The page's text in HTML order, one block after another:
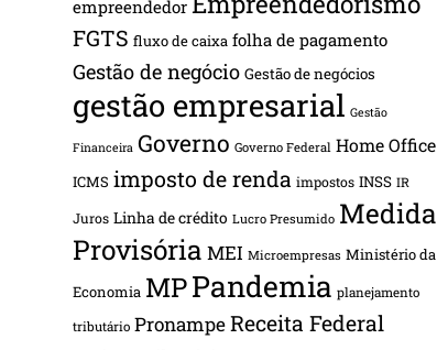
empreendedor
FGTS fluxo de caixa folha de pagamento
Gestão de negócio Gestão de negócios
gestão empresarial Gestão
Financeira Governo Governo Federal Home Office
ICMS imposto de renda impostos INSS IR
Juros Linha de crédito Lucro Presumido Medida
Provisória MEI Microempresas Ministério da
Economia MPPandemia planejamento
tributário PronampeReceita Federal